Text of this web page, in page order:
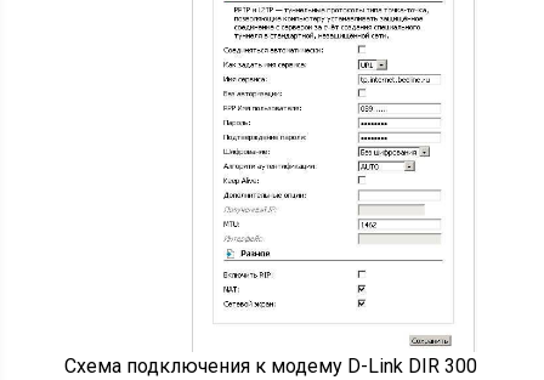
Схема подключения к модему D-Link DIR 300